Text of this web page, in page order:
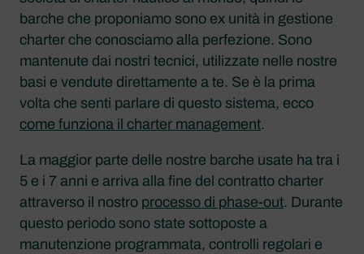
barche che proponiamo sono ex unità in gestione
charter che conosciamo alla perfezione. Sono
mantenute dai nostri tecnici, utilizzate nelle nostre
basi e vendute direttamente a te. Se è la prima
volta che senti parlare di questo sistema, ecco
come funziona il charter management.
La maggior parte delle nostre barche usate ha tra i
5 e i 7 anni e arriva alla fine del contratto charter
attraverso il nostro processo di phase-out. Durante
questo periodo sono state sottoposte a
manutenzione programmata, controlli regolari e